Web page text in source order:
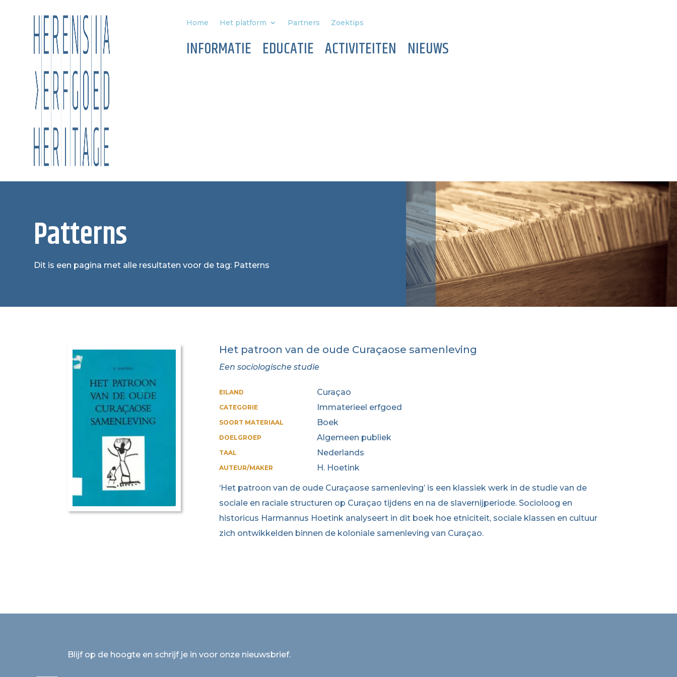
Home Het platform Partners Zoektips
INFORMATIE EDUCATIE ACTIVITEITEN NIEUWS
Patterns
Dit is een pagina met alle resultaten voor de tag: Patterns
Het patroon van de oude Curaçaose samenleving
Een sociologische studie
EILAND Curaçao
CATEGORIE Immaterieel erfgoed
SOORT MATERIAAL Boek
DOELGROEP Algemeen publiek
TAAL Nederlands
AUTEUR/MAKER H. Hoetink
‘Het patroon van de oude Curaçaose samenleving’ is een klassiek werk in de studie van de
sociale en raciale structuren op Curaçao tijdens en na de slavernijperiode. Socioloog en
historicus Harmannus Hoetink analyseert in dit boek hoe etniciteit, sociale klassen en cultuur
zich ontwikkelden binnen de koloniale samenleving van Curaçao.
Blijf op de hoogte en schrijf je in voor onze nieuwsbrief.